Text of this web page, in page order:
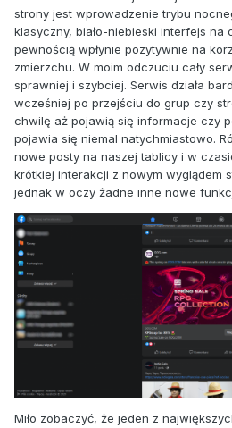
strony jest wprowadzenie trybu
klasyczny, biało-niebieski interfejs na
pewnością wpłynie pozytywnie na
zmierzchu. W moim odczuciu cały
sprawniej i szybciej. Serwis działa
wcześniej po przejściu do grup czy
chwilę aż pojawią się informacje czy
pojawia się niemal natychmiastowo.
nowe posty na naszej tablicy i w
krótkiej interakcji z nowym wyglądem
jednak w oczy żadne inne nowe
Miło zobaczyć, że jeden z